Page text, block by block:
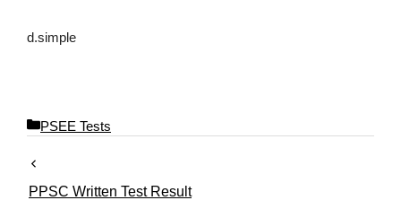
d.simple
C
g
PSEE Tests
PPSC Written Test Result